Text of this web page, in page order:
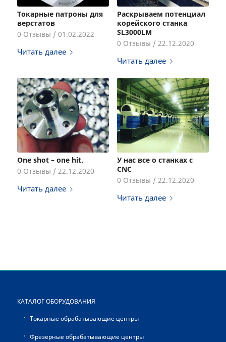
Токарные патроны для
верстатов
0 Отзывы / 01.02.2022
Читать далее
Раскрываем потенциал
корейского станка
SL3000LM
0 Отзывы / 22.12.2020
Читать далее
One shot – one hit.
0 Отзывы / 22.12.2020
Читать далее
У нас все о станках с
CNC
0 Отзывы / 22.12.2020
Читать далее
КАТАЛОГ ОБОРУДОВАНИЯ
Токарные обрабатывающие центры
Фрезерные обрабатывающие центры